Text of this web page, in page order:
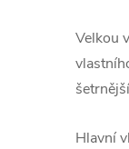
Velkou
Hlavní